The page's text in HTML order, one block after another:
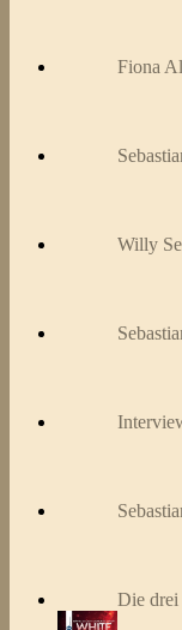
Fiona
Willy
Die drei